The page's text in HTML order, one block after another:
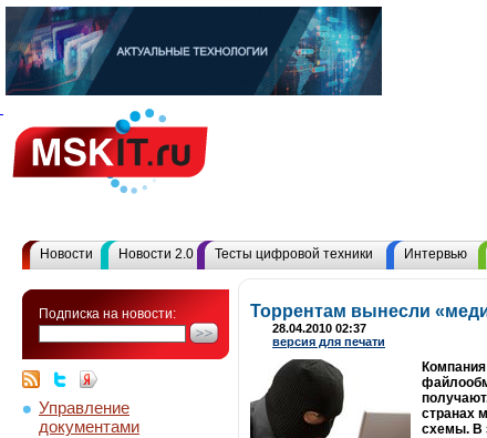
Новости Новости 2.0 Тесты цифровой техники Интервью
Подписка на новости:
Управление
документами
Торрентам вынесли
28.04.2010 02:37
версия для печати
странах
схемы. В